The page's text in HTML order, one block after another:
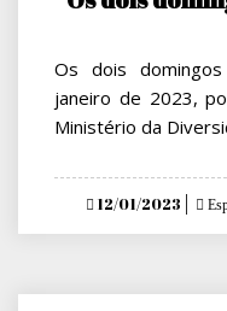
Os dois
janeiro de 2023,
Ministério da
Posted
12/01/2023